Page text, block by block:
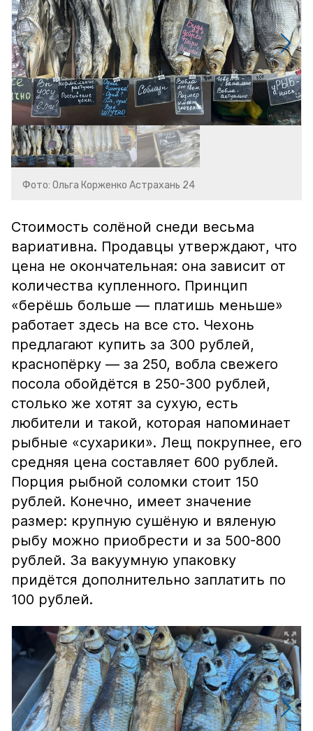
Фото: Ольга Корженко Астрахань 24
Стоимость солёной снеди весьма
вариативна. Продавцы утверждают, что
цена не окончательная: она зависит от
количества купленного. Принцип
«берёшь больше — платишь меньше»
работает здесь на все сто. Чехонь
предлагают купить за 300 рублей,
краснопёрку — за 250, вобла свежего
посола обойдётся в 250-300 рублей,
столько же хотят за сухую, есть
любители и такой, которая напоминает
рыбные «сухарики». Лещ покрупнее, его
средняя цена составляет 600 рублей.
Порция рыбной соломки стоит 150
рублей. Конечно, имеет значение
размер: крупную сушёную и вяленую
рыбу можно приобрести и за 500-800
рублей. За вакуумную упаковку
придётся дополнительно заплатить по
100 рублей.